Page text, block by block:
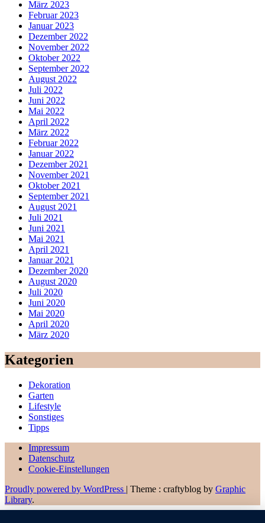
März 2023
Februar 2023
Januar 2023
Dezember 2022
November 2022
Oktober 2022
September 2022
August 2022
Juli 2022
Juni 2022
Mai 2022
April 2022
März 2022
Februar 2022
Januar 2022
Dezember 2021
November 2021
Oktober 2021
September 2021
August 2021
Juli 2021
Juni 2021
Mai 2021
April 2021
Januar 2021
Dezember 2020
August 2020
Juli 2020
Juni 2020
Mai 2020
April 2020
März 2020
Kategorien
Dekoration
Garten
Lifestyle
Sonstiges
Tipps
Impressum
Datenschutz
Cookie-Einstellungen
Proudly powered by WordPress | Theme : craftyblog by Graphic
Library.